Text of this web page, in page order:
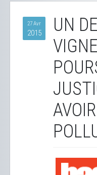
27 Avr
2015
UN